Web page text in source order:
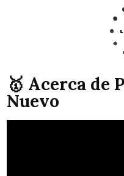
🥇 Acerca de
Nuevo